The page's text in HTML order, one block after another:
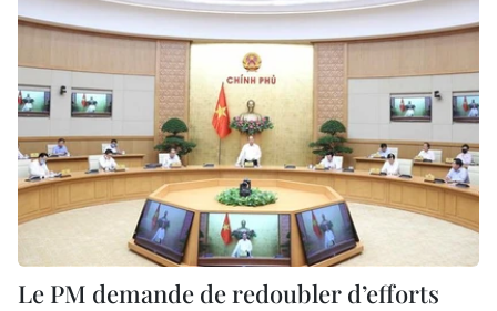
Le PM demande de redoubler d’efforts